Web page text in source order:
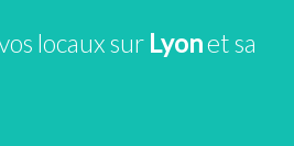
locaux sur Lyonet sa